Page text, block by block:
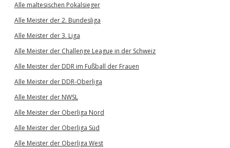
Alle maltesischen Pokalsieger
Alle Meister der 2. Bundesliga
Alle Meister der 3. Liga
Alle Meister der Challenge League in der Schweiz
Alle Meister der DDR im Fußball der Frauen
Alle Meister der DDR-Oberliga
Alle Meister der NWSL
Alle Meister der Oberliga Nord
Alle Meister der Oberliga Süd
Alle Meister der Oberliga West